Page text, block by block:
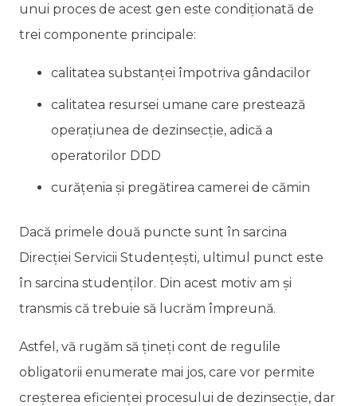
unui proces de acest gen este condiționată de
trei componente principale:
calitatea substanței împotriva gândacilor
calitatea resursei umane care prestează
operațiunea de dezinsecție, adică a
operatorilor DDD
curățenia și pregătirea camerei de cămin
Dacă primele două puncte sunt în sarcina
Direcției Servicii Studențești, ultimul punct este
în sarcina studenților. Din acest motiv am și
transmis că trebuie să lucrăm împreună.
Astfel, vă rugăm să țineți cont de regulile
obligatorii enumerate mai jos, care vor permite
creșterea eficienței procesului de dezinsecție, dar